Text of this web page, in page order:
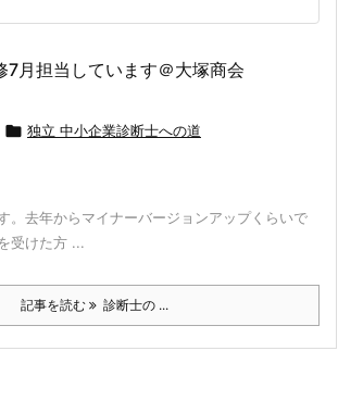
7月担当しています＠大塚商会
 独立 中小企業診断士への道
。去年からマイナーバージョンアップくらいで
受けた方 ...
記事を読む 診断士の ...